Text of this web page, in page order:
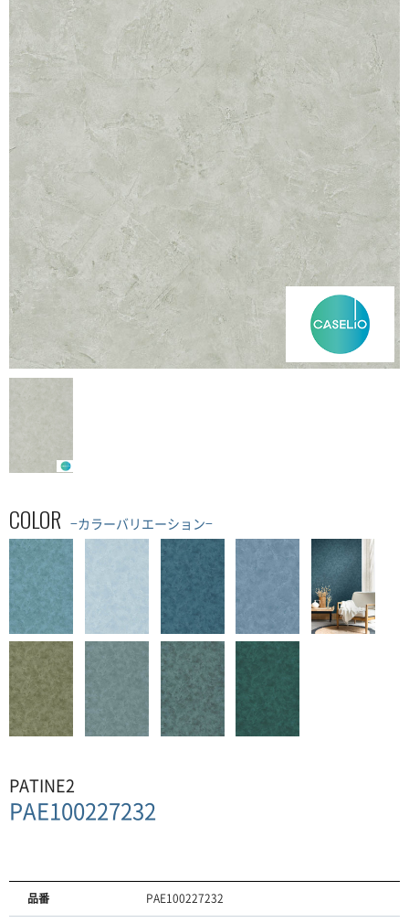
COLOR −カラーバリエーション−
PATINE2
PAE100227232
品番 PAE100227232